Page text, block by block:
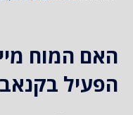
האם המוח
הפעיל